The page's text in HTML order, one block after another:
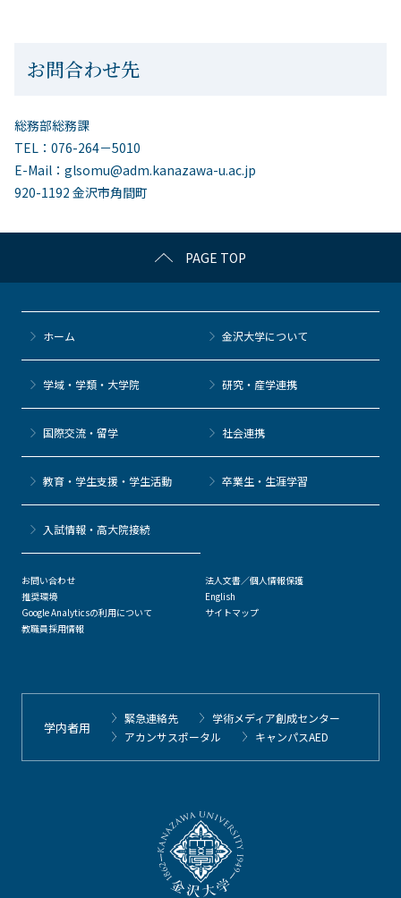
お問合わせ先
総務部総務課
TEL：076-264－5010
E-Mail：glsomu@adm.kanazawa-u.ac.jp
920-1192 金沢市角間町
PAGE TOP
ホーム 金沢大学について
学域・学類・大学院 研究・産学連携
国際交流・留学 社会連携
教育・学生支援・学生活動 卒業生・生涯学習
⼊試情報・高大院接続
お問い合わせ
推奨環境
Google Analyticsの利用について
教職員採用情報
法人文書／個人情報保護
English
サイトマップ
学内者用
緊急連絡先
学術メディア創成センター
アカンサスポータル
キャンパスAED